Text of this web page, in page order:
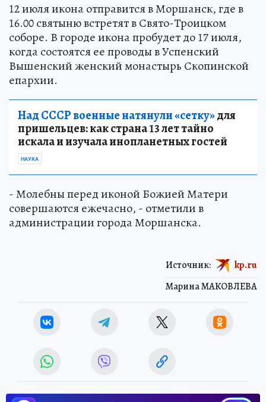
12 июля икона отправится в Моршанск, где в
16.00 святыню встретят в Свято-Троицком
соборе. В городе икона пробудет до 17 июля,
когда состоятся ее проводы в Успенский
Вышенский женский монастырь Скопинской
епархии.
Над СССР военные натянули «сетку»для
пришельцев: как страна 13 лет тайно
искала и изучала инопланетных гостей
НАУКА
- Молебны перед иконой Божией Матери
совершаются ежечасно, - отметили в
администрации города Моршанска.
Марина МАКОВЛЕВА
Источник: kp.ru